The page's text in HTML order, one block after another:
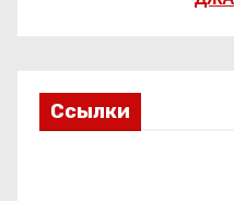
Ссылки